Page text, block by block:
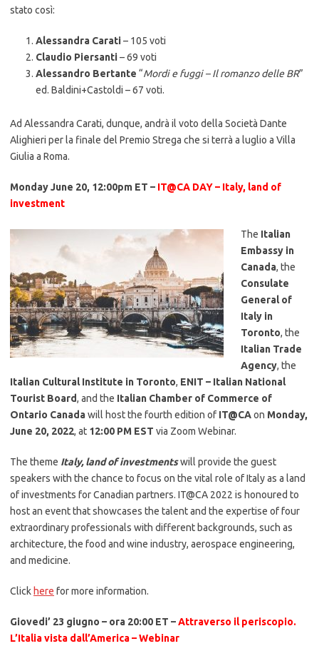
stato così:
Alessandra Carati– 105 voti
Claudio Piersanti– 69 voti
Alessandro Bertante “Mordi e fuggi – Il romanzo delle BR”
ed. Baldini+Castoldi – 67 voti.
Ad Alessandra Carati, dunque, andrà il voto della Società Dante
Alighieri per la finale del Premio Strega che si terrà a luglio a Villa
Giulia a Roma.
Monday June 20, 12:00pm ET – IT@CA DAY – Italy, land of
investment
The Italian
Embassy in
Canada, the
Consulate
General of
Italy in
Toronto, the
Italian Trade
Agency, the
Italian Cultural Institute in Toronto, ENIT – Italian National
Tourist Board, and the Italian Chamber of Commerce of
Ontario Canadawill host the fourth edition of IT@CAon Monday,
June 20, 2022, at 12:00 PM EST via Zoom Webinar.
The theme Italy, land of investmentswill provide the guest
speakers with the chance to focus on the vital role of Italy as a land
of investments for Canadian partners. IT@CA 2022 is honoured to
host an event that showcases the talent and the expertise of four
extraordinary professionals with different backgrounds, such as
architecture, the food and wine industry, aerospace engineering,
and medicine.
Click here for more information.
Giovedi’ 23 giugno – ora 20:00 ET –Attraverso il periscopio.
L’Italia vista dall’America – Webinar